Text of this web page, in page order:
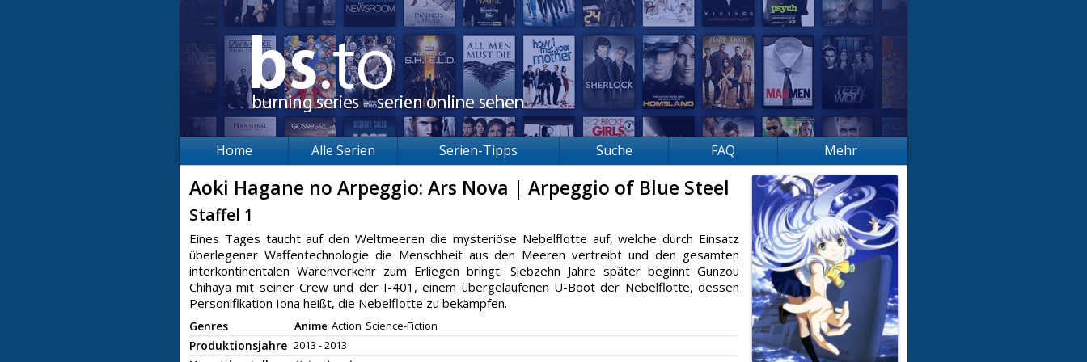
Home Alle Serien Serien-Tipps Suche FAQ Mehr
Aoki Hagane no Arpeggio: Ars Nova | Arpeggio of Blue Steel
Staffel 1
Eines Tages taucht auf den Weltmeeren die mysteriöse Nebelflotte auf, welche durch Einsatz
überlegener Waffentechnologie die Menschheit aus den Meeren vertreibt und den gesamten
interkontinentalen Warenverkehr zum Erliegen bringt. Siebzehn Jahre später beginnt Gunzou
Chihaya mit seiner Crew und der I-401, einem übergelaufenen U-Boot der Nebelflotte, dessen
Personifikation Iona heißt, die Nebelflotte zu bekämpfen.
Genres Anime Action Science-Fiction
Produktionsjahre 2013 - 2013